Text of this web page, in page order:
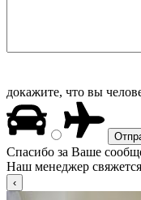
докажите, что вы
Спасибо за Ваше
Наш менеджер